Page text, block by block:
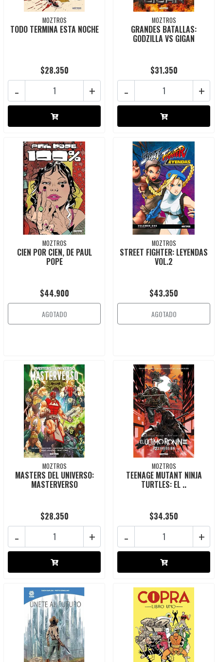
MOZTROS
TODO TERMINA ESTA NOCHE
$28.350
+
-
MOZTROS
GRANDES BATALLAS:
GODZILLA VS GIGAN
$31.350
+
-
MOZTROS
CIEN POR CIEN, DE PAUL
POPE
$44.900
AGOTADO
MOZTROS
STREET FIGHTER: LEYENDAS
VOL.2
$43.350
AGOTADO
MOZTROS
MASTERS DEL UNIVERSO:
MASTERVERSO
$28.350
+
-
MOZTROS
TEENAGE MUTANT NINJA
TURTLES: EL ..
$34.350
+
-